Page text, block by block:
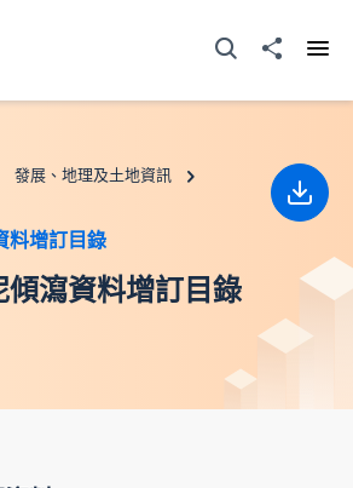
打開搜尋器分享至
發展、地理及土地資訊
料增訂目錄
瀉資料增訂目錄
下載